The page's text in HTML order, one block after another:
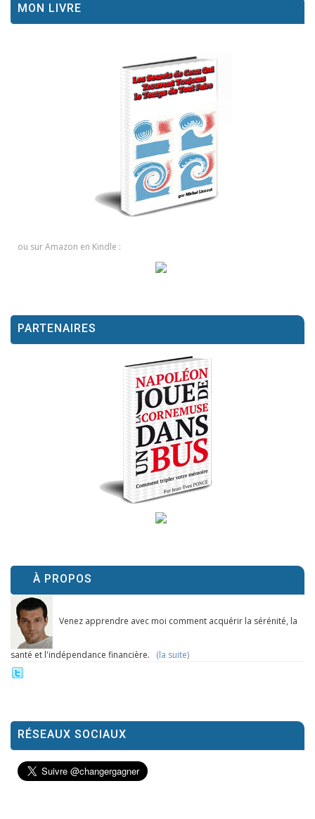
MON LIVRE
ou sur Amazon en Kindle :
PARTENAIRES
À PROPOS
Venez apprendre avec moi comment acquérir la sérénité, la
santé et l'indépendance financière. (la suite)
RÉSEAUX SOCIAUX